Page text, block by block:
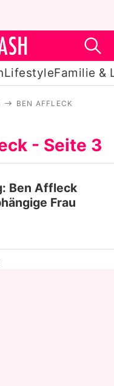
LifestyleFamilie &
BEN AFFLECK
- Seite 3
Ben Affleck
Frau